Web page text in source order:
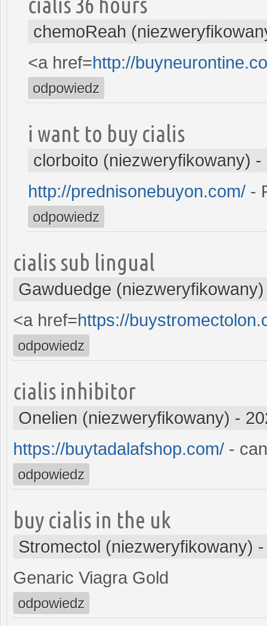
chemoReah
<a href=http://
odpowiedz
i want to buy cialis
clorboito (niezweryfikowany) -
http://prednisonebuyon.com/ -
odpowiedz
cialis sub lingual
Gawduedge (niezweryfikowany)
<a href=https://
odpowiedz
cialis inhibitor
Onelien (niezweryfikowany) -
https://buytadalafshop.com/ -
odpowiedz
buy cialis in the uk
Stromectol (niezweryfikowany)
Genaric Viagra Gold
odpowiedz